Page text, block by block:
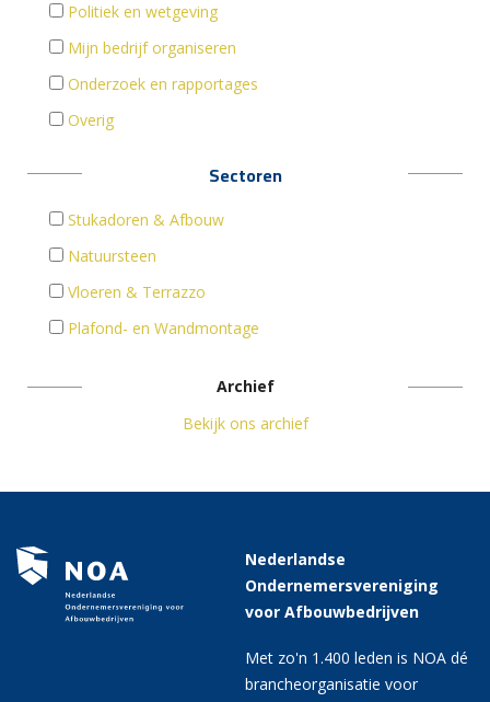
Politiek en wetgeving
Mijn bedrijf organiseren
Onderzoek en rapportages
Overig
Sectoren
Stukadoren & Afbouw
Natuursteen
Vloeren & Terrazzo
Plafond- en Wandmontage
Archief
Bekijk ons archief
Nederlandse
Ondernemersvereniging
voor Afbouwbedrijven
Met zo'n 1.400 leden is NOA dé
brancheorganisatie voor